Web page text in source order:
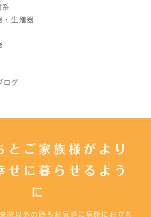
・生殖器
ログ
とご家族様がより
せに暮らせるよう
に
院以外の時もお気軽に病院にお立ち